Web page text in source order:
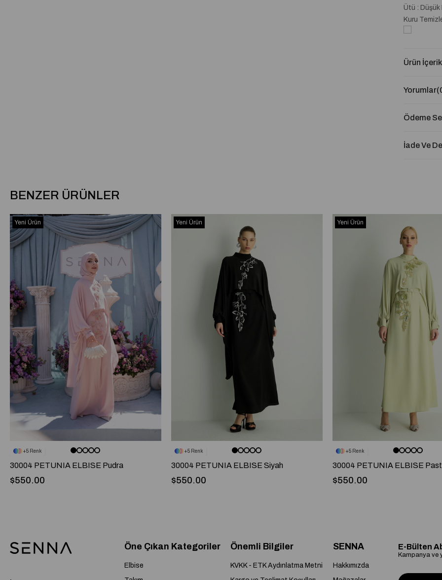
Ütü : Düşük
Kuru
Ürün
Yorumlar
Ödeme
İade Ve
BENZER ÜRÜNLER
5
30004 PETUNIA ELBISE Pudra
$550.00
Yeni Ürün
5
30004 PETUNIA ELBISE Siyah
$550.00
Yeni Ürün
5
30004 PETUNIA ELBISE
$550.00
Yeni Ürün
Öne Çıkan Kategoriler
Elbise
Önemli Bilgiler
KVKK - ETK Aydınlatma Metni
SENNA
Hakkımızda
E-Bülten
Kampanya ve